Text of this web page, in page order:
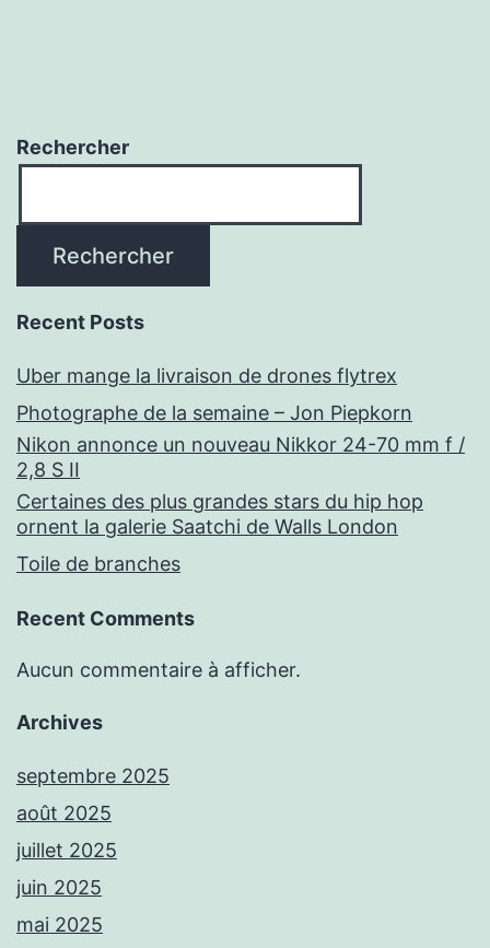
Rechercher
Rechercher
Recent Posts
Uber mange la livraison de drones flytrex
Photographe de la semaine – Jon Piepkorn
Nikon annonce un nouveau Nikkor 24-70 mm f /
2,8 S II
Certaines des plus grandes stars du hip hop
ornent la galerie Saatchi de Walls London
Toile de branches
Recent Comments
Aucun commentaire à afficher.
Archives
septembre 2025
août 2025
juillet 2025
juin 2025
mai 2025